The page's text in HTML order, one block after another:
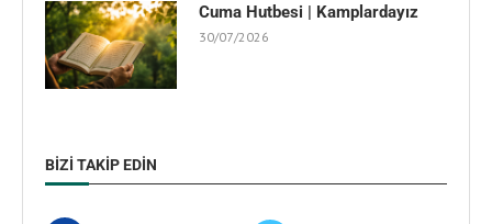
Cuma Hutbesi | Kamplardayız
30/07/2026
BIZI TAKIP EDIN